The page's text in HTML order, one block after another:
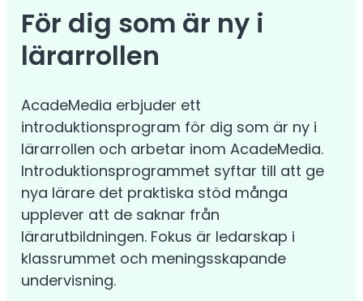
För dig som är ny i
lärarrollen
AcadeMedia erbjuder ett
introduktionsprogram för dig som är ny i
lärarrollen och arbetar inom AcadeMedia.
Introduktionsprogrammet syftar till att ge
nya lärare det praktiska stöd många
upplever att de saknar från
lärarutbildningen. Fokus är ledarskap i
klassrummet och meningsskapande
undervisning.